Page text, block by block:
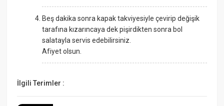
Beş dakika sonra kapak takviyesiyle çevirip değişik
tarafına kızarıncaya dek pişirdikten sonra bol
salatayla servis edebilirsiniz.
Afiyet olsun.
İlgili Terimler :